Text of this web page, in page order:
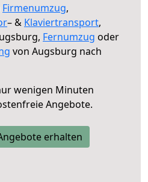
Firmenumzug,
– & Klaviertransport,
Fernumzug oder
von Augsburg nach
wenigen Minuten
Angebote.
erhalten